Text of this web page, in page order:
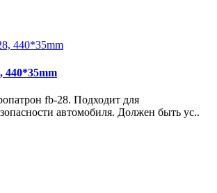
440*35mm
fb-28. Подходит для
автомобиля. Должен быть ус..